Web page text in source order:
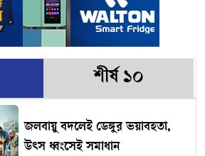
শীর্ষ ১০
জলবায়ু বদলেই ডেঙ্গুর ভয়াবহতা,
উৎস ধ্বংসেই সমাধান